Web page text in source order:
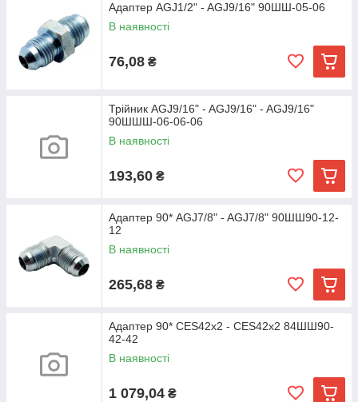
Адаптер AGJ1/2" - AGJ9/16" 90ШШ-05-06
В наявності
76,08 ₴
Трійник AGJ9/16" - AGJ9/16" - AGJ9/16"
90ШШШ-06-06-06
В наявності
193,60 ₴
Адаптер 90* AGJ7/8" - AGJ7/8" 90ШШ90-12-
12
В наявності
265,68 ₴
Адаптер 90* CES42х2 - CES42х2 84ШШ90-
42-42
В наявності
1 079,04 ₴